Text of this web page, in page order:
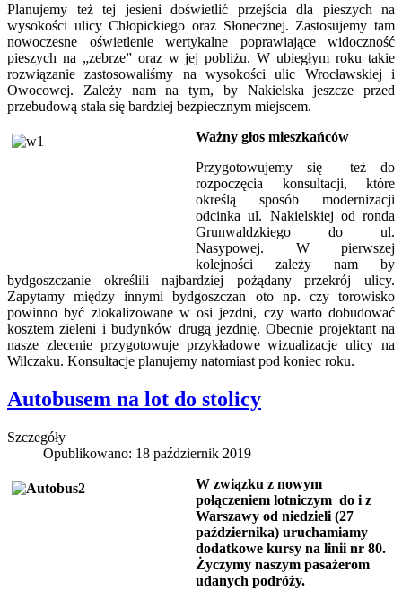
Planujemy też tej jesieni doświetlić przejścia dla pieszych na
wysokości ulicy Chłopickiego oraz Słonecznej. Zastosujemy tam
nowoczesne oświetlenie wertykalne poprawiające widoczność
pieszych na „zebrze” oraz w jej pobliżu. W ubiegłym roku takie
rozwiązanie zastosowaliśmy na wysokości ulic Wrocławskiej i
Owocowej. Zależy nam na tym, by Nakielska jeszcze przed
przebudową stała się bardziej bezpiecznym miejscem.
Ważny głos mieszkańców
Przygotowujemy się też do
rozpoczęcia konsultacji, które
określą sposób modernizacji
odcinka ul. Nakielskiej od ronda
Grunwaldzkiego do ul.
Nasypowej. W pierwszej
kolejności zależy nam by
bydgoszczanie określili najbardziej pożądany przekrój ulicy.
Zapytamy między innymi bydgoszczan oto np. czy torowisko
powinno być zlokalizowane w osi jezdni, czy warto dobudować
kosztem zieleni i budynków drugą jezdnię. Obecnie projektant na
nasze zlecenie przygotowuje przykładowe wizualizacje ulicy na
Wilczaku. Konsultacje planujemy natomiast pod koniec roku.
Autobusem na lot do stolicy
Szczegóły
Opublikowano: 18 październik 2019
W związku z nowym
połączeniem lotniczym do i z
Warszawy od niedzieli (27
października) uruchamiamy
dodatkowe kursy na linii nr 80.
Życzymy naszym pasażerom
udanych podróży.